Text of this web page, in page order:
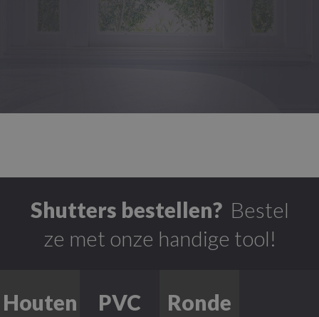
Shutters bestellen? Bestel
ze met onze handige tool!
Houten
PVC
Ronde